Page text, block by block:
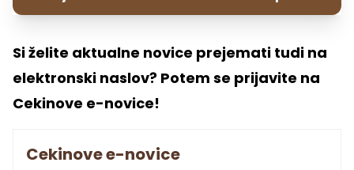
Si želite aktualne novice prejemati tudi na
elektronski naslov? Potem se prijavite na
Cekinove e-novice!
Cekinove e-novice